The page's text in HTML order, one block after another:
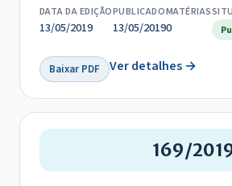
DATA DA EDIÇÃO
13/05/2019
PUBLICADO
13/05/2019
MATÉRIAS
0
Baixar PDF Ver detalhes →
169/